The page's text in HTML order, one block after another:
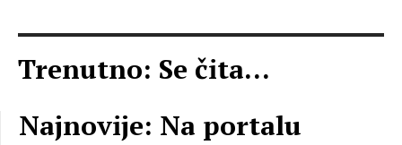
Trenutno: Se čita...
Najnovije: Na portalu